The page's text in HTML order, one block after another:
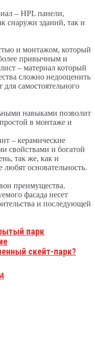
– HPL панели,
снаружи зданий, так и
и монтажом, который
привычным и
– материал который
сложно недооценить
самостоятельного
навыками позволит
в монтаже и
– керамические
свойствами и богатой
так же, как и
основательность.
преимущества.
фасада несет
и последующей
парк
скейт-парк?